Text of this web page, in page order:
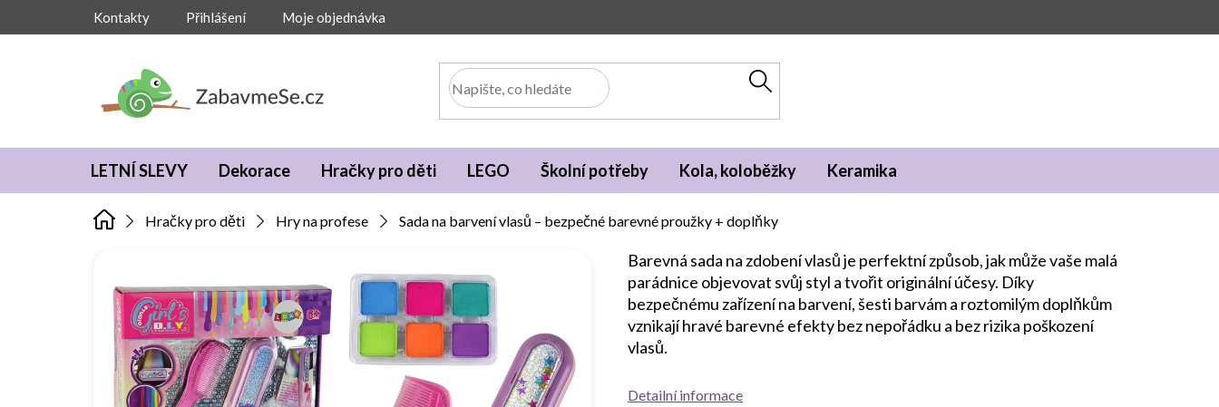
Kontakty Přihlášení Moje objednávka
LETNÍ SLEVY Dekorace Hračky pro děti LEGO Školní potřeby Kola, koloběžky Keramika
Hračky pro děti Hry na profese Sada na barvení vlasů – bezpečné barevné proužky + doplňky
Barevná sada na zdobení vlasů je perfektní způsob, jak může vaše malá
parádnice objevovat svůj styl a tvořit originální účesy. Díky
bezpečnému zařízení na barvení, šesti barvám a roztomilým doplňkům
vznikají hravé barevné efekty bez nepořádku a bez rizika poškození
vlasů.
Detailní informace